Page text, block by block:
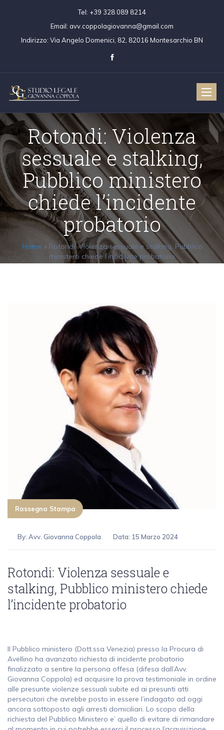
Tel: +39 328 089 8214
Email: avv.coppolagiovanna@gmail.com
Indirizzo: Via Angelo Domenici, 82, 82016 Montesarchio BN
Toggle
Rotondi: Violenza
sessuale e stalking,
Pubblico ministero
chiede l’incidente
probatorio
Home » Rotondi: Violenza sessuale e stalking, Pubblico
ministero chiede l’incidente probatorio
Rassegna Stampa
By: Avv. Giovanna Coppola Data: 15 Marzo 2024
Rotondi: Violenza sessuale e
stalking, Pubblico ministero chiede
l’incidente probatorio
Il Pubblico ministero (Dott.ssa Venezia) presso la Procura di
Avellino ha avanzato richiesta di incidente probatorio
finalizzato a sentire la persona offesa (difesa dall’Avv.
Giovanna Coppola) ed acquisire la prova testimoniale in ordine
alle presunte violenze sessuali subite ed ai presunti atti
persecutori che avrebbe posto in essere l’indagato ad oggi
ancora sottoposto agli arresti domiciliari. Lo scopo della
richiesta del Pubblico Ministero e’ quello di evitare di rimandare